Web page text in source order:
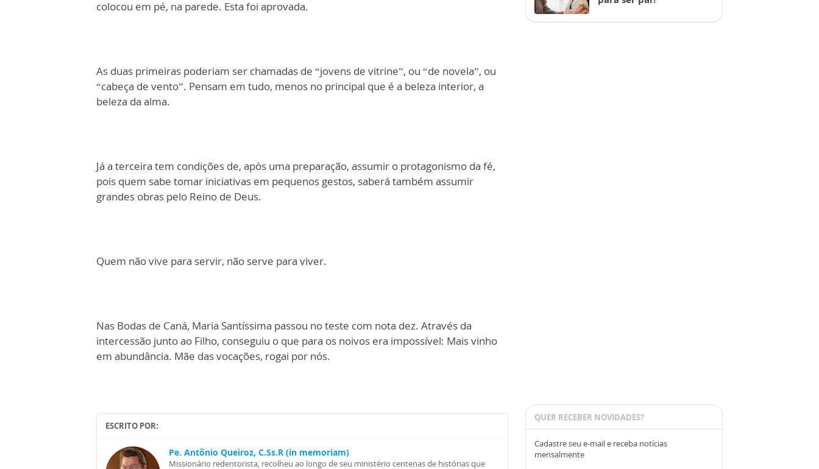
colocou em pé, na parede. Esta foi aprovada.
As duas primeiras poderiam ser chamadas de “jovens de vitrine”, ou “de novela”, ou
“cabeça de vento”. Pensam em tudo, menos no principal que é a beleza interior, a
beleza da alma.
Já a terceira tem condições de, após uma preparação, assumir o protagonismo da fé,
pois quem sabe tomar iniciativas em pequenos gestos, saberá também assumir
grandes obras pelo Reino de Deus.
Quem não vive para servir, não serve para viver.
Nas Bodas de Caná, Maria Santíssima passou no teste com nota dez. Através da
intercessão junto ao Filho, conseguiu o que para os noivos era impossível: Mais vinho
em abundância. Mãe das vocações, rogai por nós.
ESCRITO POR:
Pe. Antônio Queiroz, C.Ss.R (in memoriam)
Missionário redentorista, recolheu ao longo de seu ministério centenas de histórias que
QUER RECEBER NOVIDADES?
Cadastre seu e-mail e receba notícias
mensalmente